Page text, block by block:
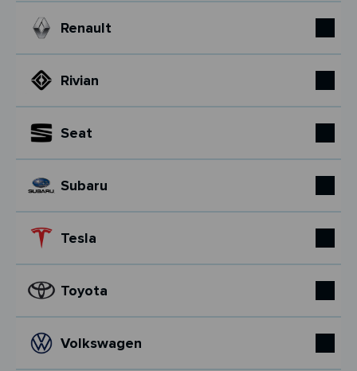
Renault
Rivian
Seat
Subaru
Tesla
Toyota
Volkswagen